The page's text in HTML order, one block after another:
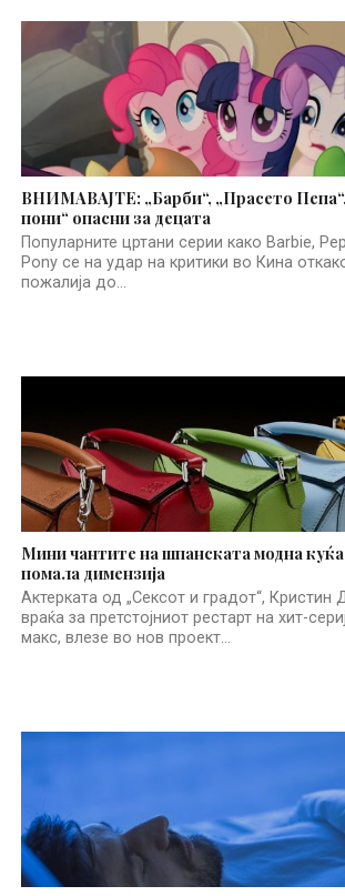
ВНИМАВАЈТЕ: „Барби“, „Прасето
пони“ опасни за децата
Популарните цртани серии како Barbie,
Pony се на удар на критики во Кина
пожалија до...
Мини чантите на шпанската модна
помала димензија
Актерката од „Сексот и градот“, Кристин
враќа за претстојниот рестарт на хит-
макс, влезе во нов проект...